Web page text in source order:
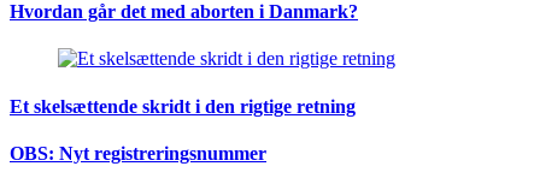
Hvordan går det med aborten i Danmark?
Et skelsættende skridt i den rigtige retning
OBS: Nyt registreringsnummer